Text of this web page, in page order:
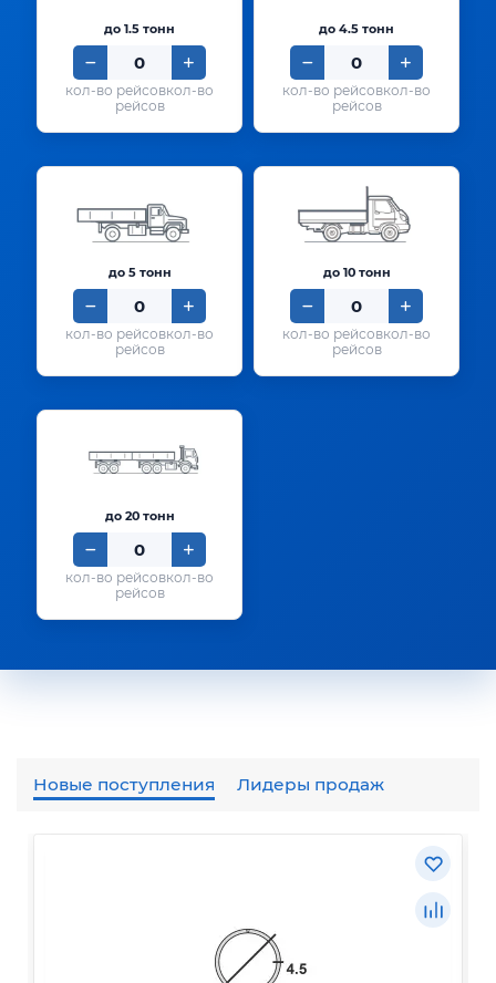
до 1.5 тонн
кол-во
рейсов
до 4.5 тонн
кол-во
рейсов
до 5 тонн
кол-во
рейсов
до 10 тонн
кол-во
рейсов
до 20 тонн
кол-во
рейсов
Новые поступления Лидеры продаж